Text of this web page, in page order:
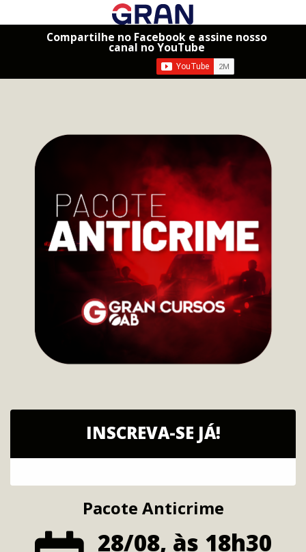
Compartilhe no Facebook e assine nosso
canal no YouTube
INSCREVA-SE JÁ!
Pacote Anticrime
28/08, às 18h30